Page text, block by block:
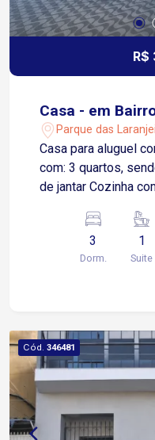
R$
Casa - em
Parque das
Casa para aluguel
com: 3 quartos,
de jantar Cozinha
de despejo
para 2 carros A menos de 100 metros da Avenida
Dr. Ulysses Guimarães Apenas 5 minutos
acesso a
farmácias e
3
Dorm.
1
Suite
Cód. 346481